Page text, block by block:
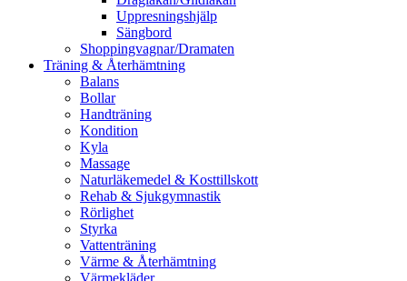
Uppresningshjälp
Sängbord
Shoppingvagnar/Dramaten
Träning & Återhämtning
Balans
Bollar
Handträning
Kondition
Kyla
Massage
Naturläkemedel & Kosttillskott
Rehab & Sjukgymnastik
Rörlighet
Styrka
Vattenträning
Värme & Återhämtning
Värmekläder